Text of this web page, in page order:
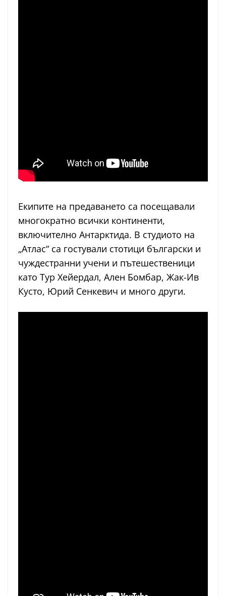
Екипите на предаването са посещавали
многократно всички континенти,
включително Антарктида. В студиото на
„Атлас“ са гостували стотици български и
чуждестранни учени и пътешественици
като Тур Хейердал, Ален Бомбар, Жак-Ив
Кусто, Юрий Сенкевич и много други.